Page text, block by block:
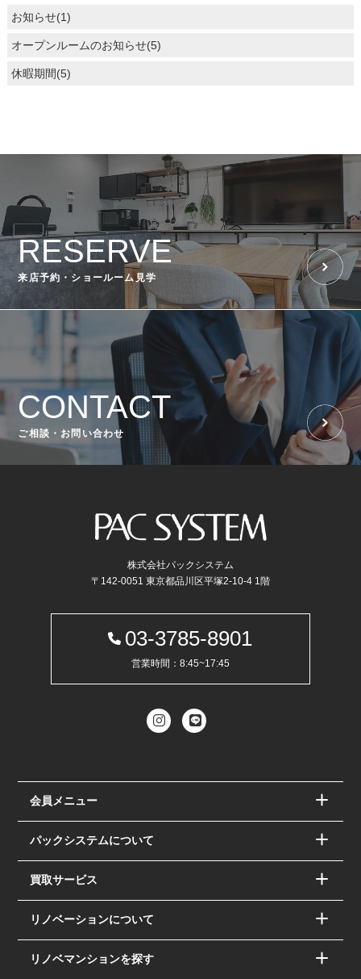
お知らせ(1)
オープンルームのお知らせ(5)
休暇期間(5)
RESERVE
来店予約・ショールーム見学
CONTACT
ご相談・お問い合わせ
株式会社パックシステム
〒142-0051 東京都品川区平塚2-10-4 1階
03-3785-8901
営業時間：8:45~17:45
会員メニュー
パックシステムについて
買取サービス
リノベーションについて
リノベマンションを探す